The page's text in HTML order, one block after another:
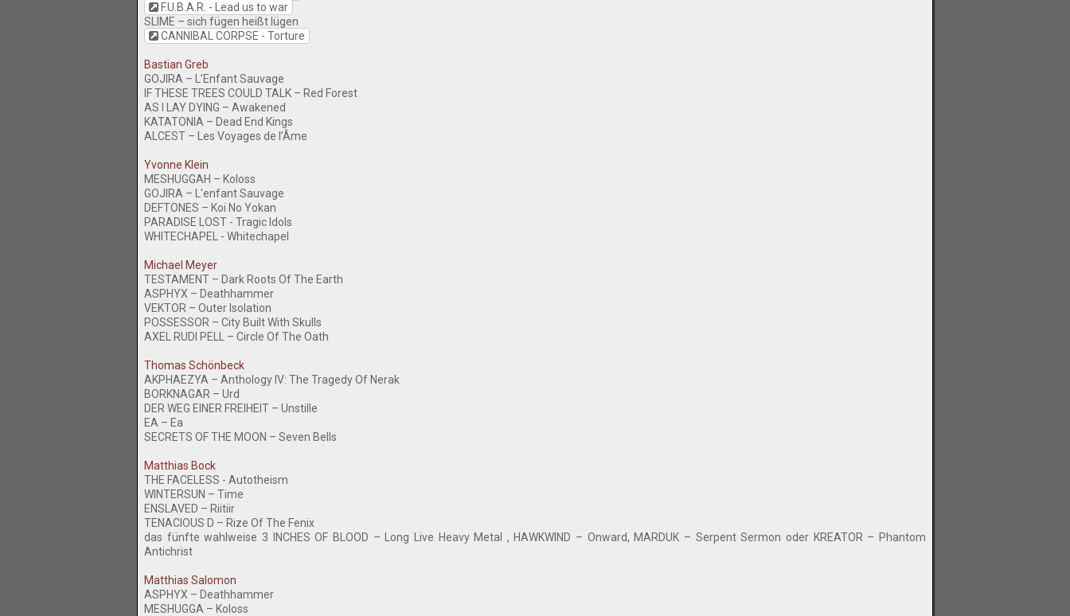
F.U.B.A.R. - Lead us to war
SLIME – sich fügen heißt lügen
CANNIBAL CORPSE - Torture
Bastian Greb
GOJIRA – L’Enfant Sauvage
IF THESE TREES COULD TALK – Red Forest
AS I LAY DYING – Awakened
KATATONIA – Dead End Kings
ALCEST – Les Voyages de l’Âme
Yvonne Klein
MESHUGGAH – Koloss
GOJIRA – L'enfant Sauvage
DEFTONES – Koi No Yokan
PARADISE LOST - Tragic Idols
WHITECHAPEL - Whitechapel
Michael Meyer
TESTAMENT – Dark Roots Of The Earth
ASPHYX – Deathhammer
VEKTOR – Outer Isolation
POSSESSOR – City Built With Skulls
AXEL RUDI PELL – Circle Of The Oath
Thomas Schönbeck
AKPHAEZYA – Anthology IV: The Tragedy Of Nerak
BORKNAGAR – Urd
DER WEG EINER FREIHEIT – Unstille
EA – Ea
SECRETS OF THE MOON – Seven Bells
Matthias Bock
THE FACELESS - Autotheism
WINTERSUN – Time
ENSLAVED – Riitiir
TENACIOUS D – Rize Of The Fenix
das fünfte wahlweise 3 INCHES OF BLOOD – Long Live Heavy Metal , HAWKWIND – Onward, MARDUK – Serpent Sermon oder KREATOR – Phantom
Antichrist
Matthias Salomon
ASPHYX – Deathhammer
MESHUGGA – Koloss